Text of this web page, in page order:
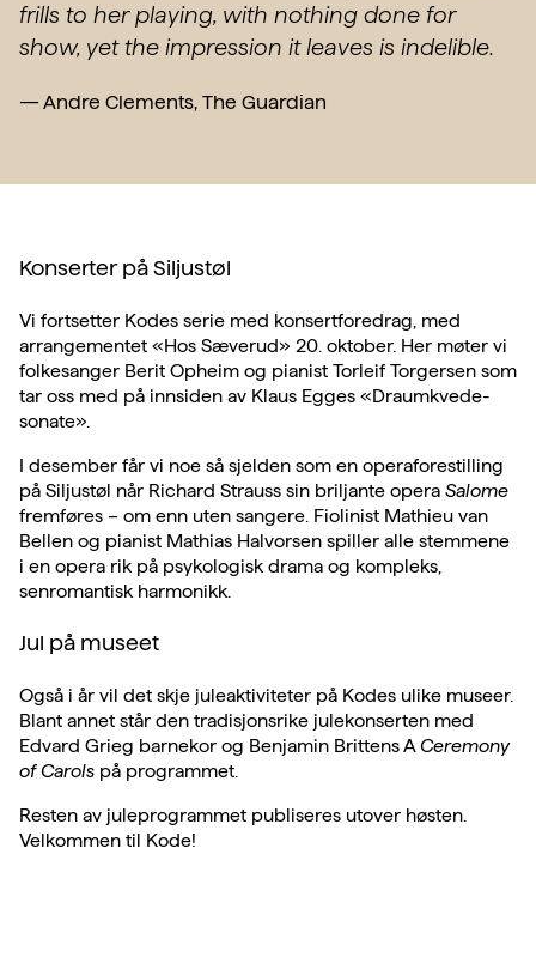
frills to her playing, with nothing done for
show, yet the impression it leaves is indelible.
—Andre Clements, The Guardian
Konserter på Siljustøl
Vi fortsetter Kodes serie med konsertforedrag, med
arrangementet «Hos Sæverud» 20. oktober. Her møter vi
folkesanger Berit Opheim og pianist Torleif Torgersen som
tar oss med på innsiden av Klaus Egges «Draumkvede-
sonate».
I desember får vi noe så sjelden som en operaforestilling
på Siljustøl når Richard Strauss sin briljante opera Salome
fremføres – om enn uten sangere. Fiolinist Mathieu van
Bellen og pianist Mathias Halvorsen spiller alle stemmene
i en opera rik på psykologisk drama og kompleks,
senromantisk harmonikk.
Jul på museet
Også i år vil det skje juleaktiviteter på Kodes ulike museer.
Blant annet står den tradisjonsrike julekonserten med
Edvard Grieg barnekor og Benjamin Brittens A Ceremony
of Carols på programmet.
Resten av juleprogrammet publiseres utover høsten.
Velkommen til Kode!